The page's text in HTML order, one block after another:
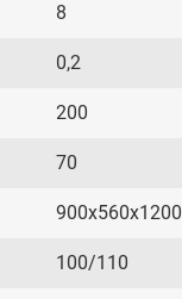
8
0,2
200
70
900х560х1200
100/110